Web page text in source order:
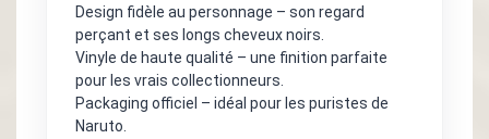
Design fidèle au personnage – son regard
perçant et ses longs cheveux noirs.
Vinyle de haute qualité – une finition parfaite
pour les vrais collectionneurs.
Packaging officiel – idéal pour les puristes de
Naruto.